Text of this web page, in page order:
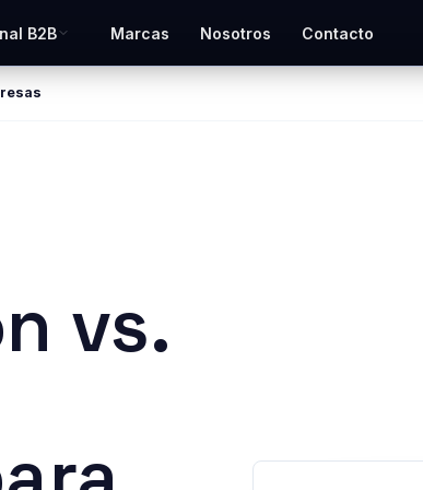
B2B Marcas Nosotros Contacto
vs.